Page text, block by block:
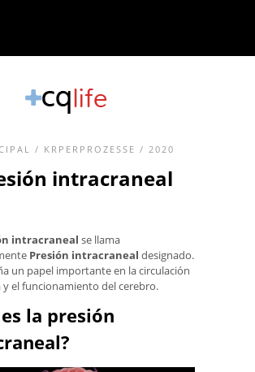
/ KRPERPROZESSE / 2020
intracraneal
intracraneal se llama
Presión intracraneal designado.
un papel importante en la circulación
y el funcionamiento del cerebro.
la presión